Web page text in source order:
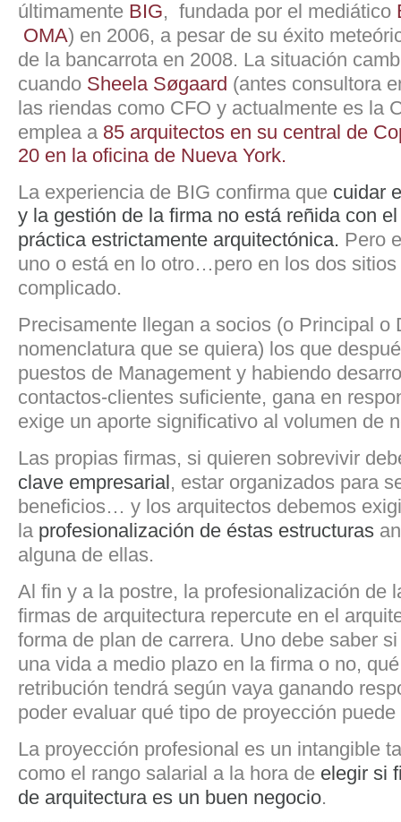
últimamente BIG, fundada por el mediático
OMA) en 2006, a pesar de su éxito
de la bancarrota en 2008. La situación
cuando Sheela Søgaard (antes consultora
las riendas como CFO y actualmente es la
emplea a 85 arquitectos en su central de
20 en la oficina de Nueva York.
La experiencia de BIG confirma que cuidar
y la gestión de la firma no está reñida con
práctica estrictamente arquitectónica. Pero
uno o está en lo otro…pero en los dos
complicado.
Precisamente llegan a socios (o Principal o
nomenclatura que se quiera) los que
puestos de Management y habiendo
contactos-clientes suficiente, gana en
exige un aporte significativo al volumen de
Las propias firmas, si quieren sobrevivir
clave empresarial, estar organizados para
beneficios… y los arquitectos debemos
la profesionalización de éstas estructuras
alguna de ellas.
Al fin y a la postre, la profesionalización de
firmas de arquitectura repercute en el
forma de plan de carrera. Uno debe saber
una vida a medio plazo en la firma o no,
retribución tendrá según vaya ganando
poder evaluar qué tipo de proyección
La proyección profesional es un intangible
como el rango salarial a la hora de elegir si
de arquitectura es un buen negocio.